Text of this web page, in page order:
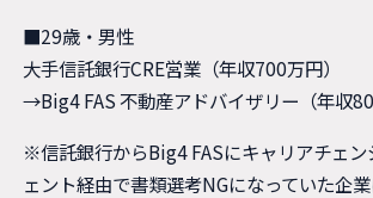
■29歳・男性
大手信託銀行CRE営業（年収700万円）
→Big4 FAS 不動産アドバイザリー（年収
※信託銀行からBig4 FASにキャリアチェン
ェント経由で書類選考NGになっていた企